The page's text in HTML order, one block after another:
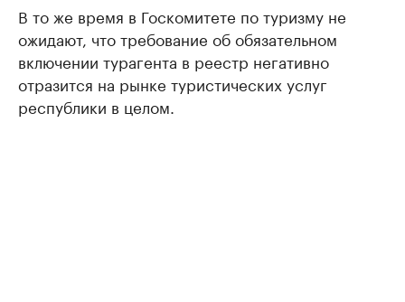
В то же время в Госкомитете по туризму не
ожидают, что требование об обязательном
включении турагента в реестр негативно
отразится на рынке туристических услуг
республики в целом.